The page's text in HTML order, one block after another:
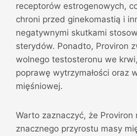
receptorów estrogenowych,
chroni przed ginekomastią i
negatywnymi skutkami
sterydów. Ponadto, Proviron
wolnego testosteronu we
poprawę wytrzymałości oraz
mięśniowej.
Warto zaznaczyć, że Proviron
znacznego przyrostu masy